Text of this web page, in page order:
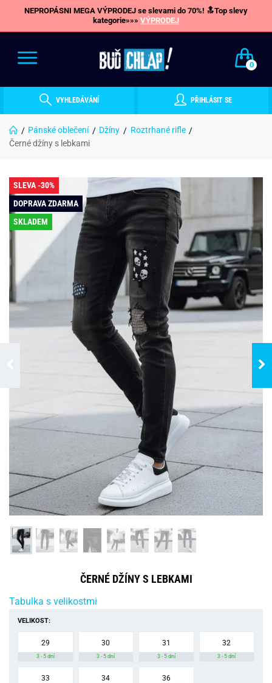
NEPROPÁSNI MEGA VÝPRODEJ se slevami do 70%! 🔝Top slevy
kategorie»»» VÝPRODEJ
0
VYHLEDÁVÁNÍ PŘIHLÁSIT SE
Pánské oblečení Džíny
Roztrhané rifle
Černé džíny s lebkami
SLEVA -30%
DOPRAVA ZDARMA
SKLADEM
ČERNÉ DŽÍNY S LEBKAMI
Tabulka s velikostmi
VELIKOST:
29
3 - 5 dní
30
3 - 5 dní
31
3 - 5 dní
32
3 - 5 dní
33 34 36